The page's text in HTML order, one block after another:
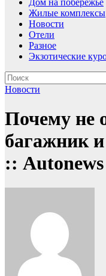
Дом на побережье
Жилые комплексы
Новости
Отели
Разное
Экзотические
Новости
Почему не
багажник
:: Autonews